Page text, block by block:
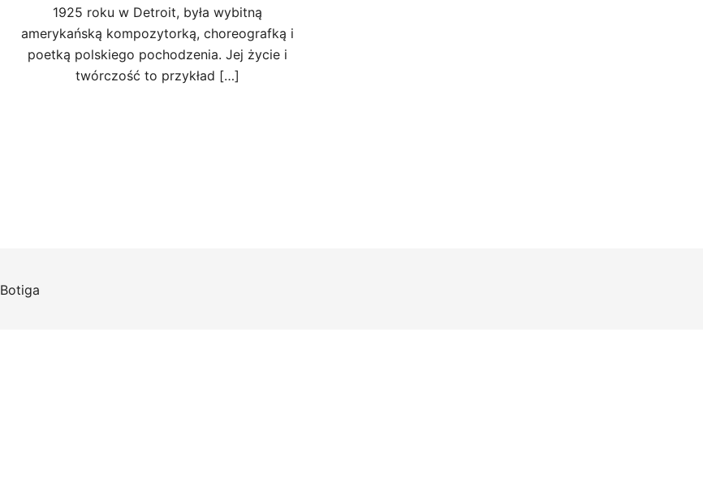
1925 roku w Detroit, była wybitną
amerykańską kompozytorką, choreografką i
poetką polskiego pochodzenia. Jej życie i
twórczość to przykład […]
Botiga